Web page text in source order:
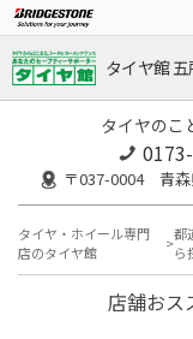
タイヤ館
タイヤのこ
〒037-0004 青森
タイヤ・ホイール専門
店のタイヤ館
都
ら
店舗おス